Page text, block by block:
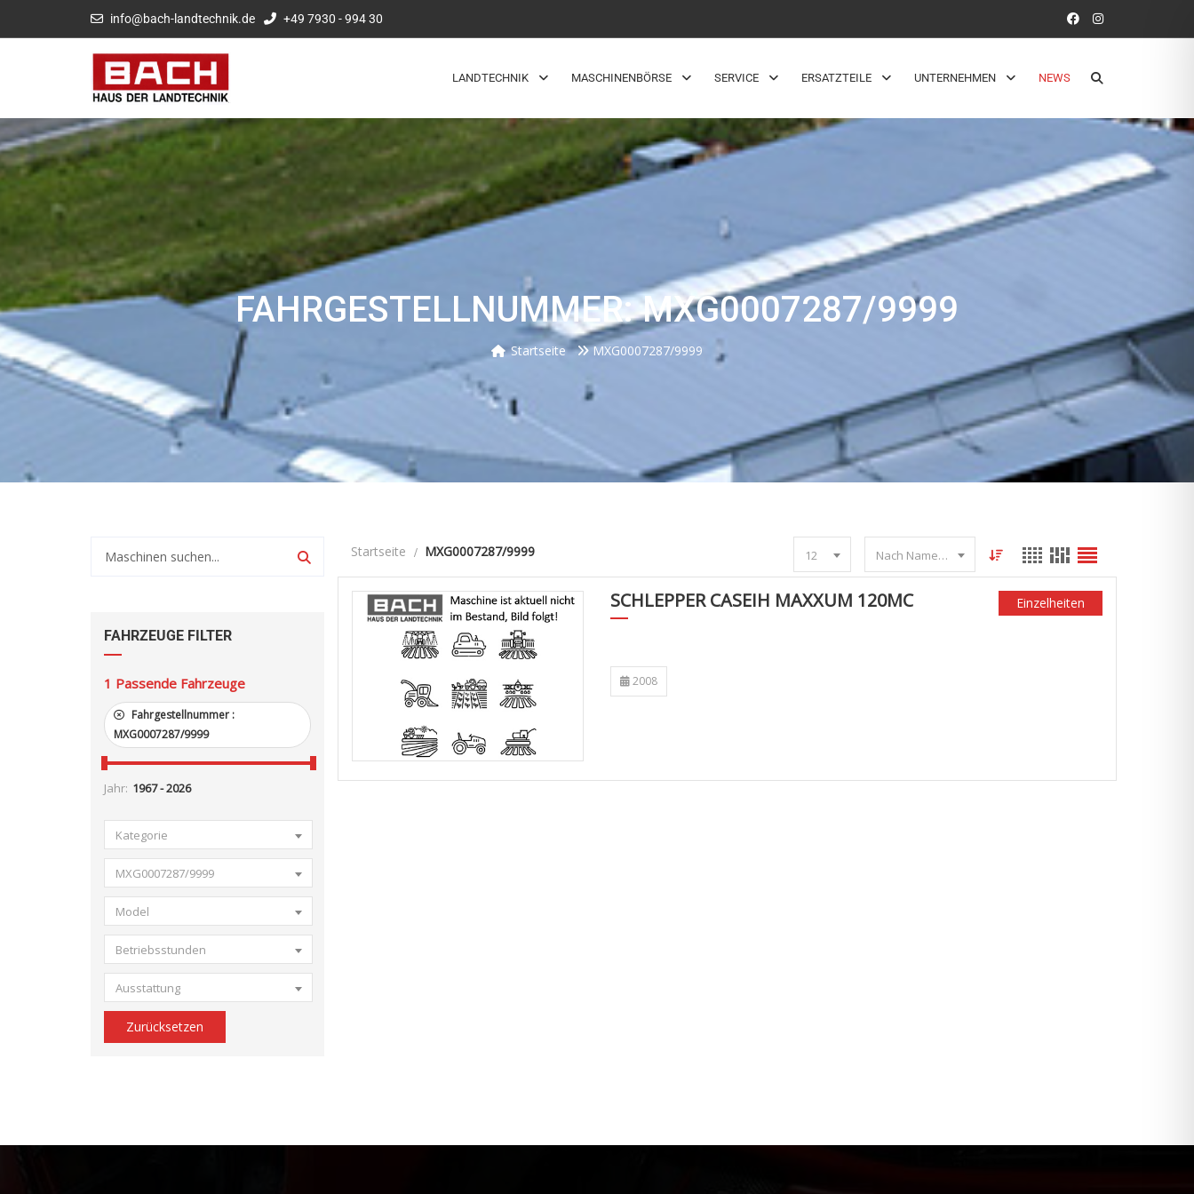
info@bach-landtechnik.de +49 7930 - 994 30
LANDTECHNIK MASCHINENBÖRSE SERVICE ERSATZTEILE UNTERNEHMEN NEWS
FAHRGESTELLNUMMER: MXG0007287/9999
Startseite MXG0007287/9999
FAHRZEUGE FILTER
1 Passende Fahrzeuge
Fahrgestellnummer :
MXG0007287/9999
Jahr:
Kategorie
MXG0007287/9999
Model
Betriebsstunden
Ausstattung
Zurücksetzen
Startseite MXG0007287/9999 12 Nach Name sortieren
SCHLEPPER CASEIH MAXXUM 120MC Einzelheiten
2008